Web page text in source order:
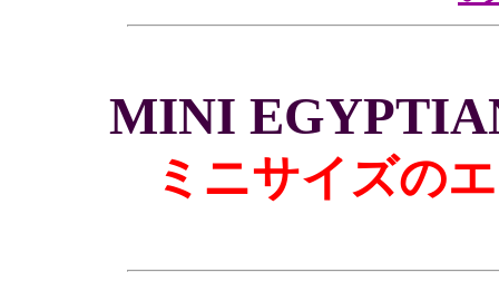
MINI
ミニサイズの